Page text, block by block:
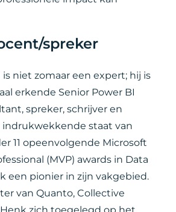
spreker
niet zomaar een expert; hij is
erkende Senior Power BI
spreker, schrijver en
indrukwekkende staat van
11 opeenvolgende Microsoft
(MVP) awards in Data
een pionier in zijn vakgebied.
van Quanto, Collective